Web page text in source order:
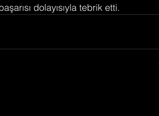
dolayısıyla tebrik etti.